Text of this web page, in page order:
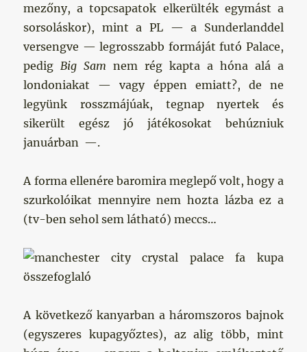
mezőny, a topcsapatok elkerülték egymást a
sorsoláskor), mint a PL — a Sunderlanddel
versengve — legrosszabb formáját futó Palace,
pedig Big Sam nem rég kapta a hóna alá a
londoniakat — vagy éppen emiatt?, de ne
legyünk rosszmájúak, tegnap nyertek és
sikerült egész jó játékosokat behúzniuk
januárban —.
A forma ellenére baromira meglepő volt, hogy a
szurkolóikat mennyire nem hozta lázba ez a
(tv-ben sehol sem látható) meccs…
A következő kanyarban a háromszoros bajnok
(egyszeres kupagyőztes), az alig több, mint